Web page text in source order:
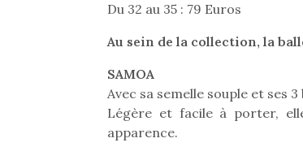
Du 32 au 35 : 79 Euros
Au sein de la collection, la
SAMOA
Avec sa semelle souple et ses
Légère et facile à porter,
apparence.